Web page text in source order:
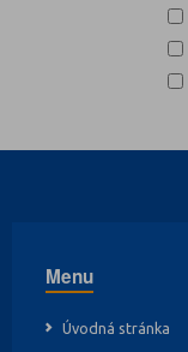
Menu
Úvodná stránka